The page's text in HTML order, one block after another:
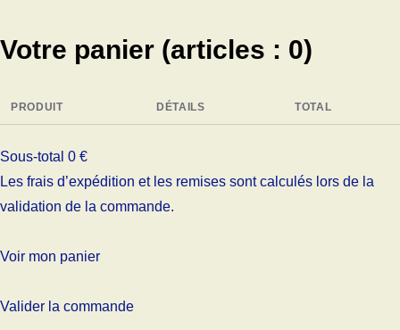
Votre panier (articles : 0)
PRODUIT DÉTAILS TOTAL
Sous-total 0 €
Les frais d’expédition et les remises sont calculés lors de la
validation de la commande.
Voir mon panier
Valider la commande